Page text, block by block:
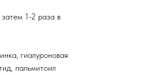
1-2 раза в
гиалуроновая
пальмитоил